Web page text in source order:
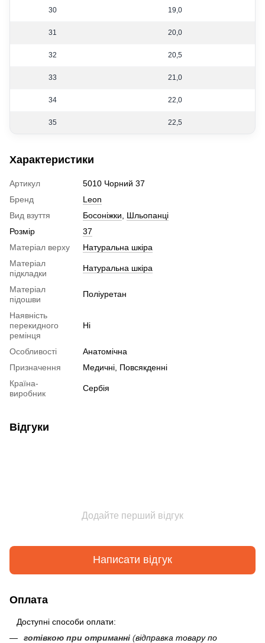
30 19,0
31 20,0
32 20,5
33 21,0
34 22,0
35 22,5
Характеристики
Артикул
5010 Чорний 37
Бренд
Leon
Вид взуття
Босоніжки
Шльопанці
Розмір
37
Матеріал верху
Натуральна шкіра
Матеріал
підкладки
Натуральна шкіра
Матеріал
підошви
Поліуретан
Наявність
перекидного
ремінця
Ні
Особливості
Анатомічна
Призначення
Медичні, Повсякденні
Країна-
виробник
Сербія
Відгуки
Додайте перший відгук
Написати відгук
Оплата
Доступні способи оплати:
готівкою при отриманні (відправка товару по